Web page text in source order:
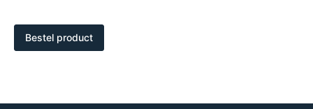
Bestel product